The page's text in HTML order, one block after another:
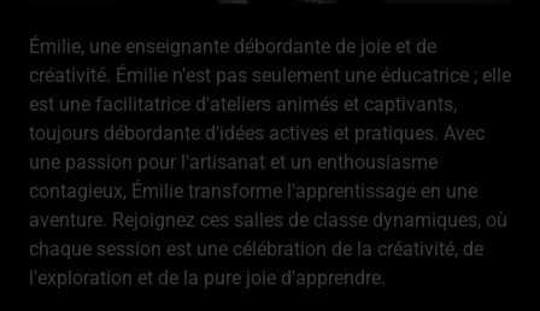
Émilie, une enseignante débordante de joie et de
créativité. Émilie n'est pas seulement une éducatrice ; elle
est une facilitatrice d'ateliers animés et captivants,
toujours débordante d'idées actives et pratiques. Avec
une passion pour l'artisanat et un enthousiasme
contagieux, Émilie transforme l'apprentissage en une
aventure. Rejoignez ces salles de classe dynamiques, où
chaque session est une célébration de la créativité, de
l'exploration et de la pure joie d'apprendre.